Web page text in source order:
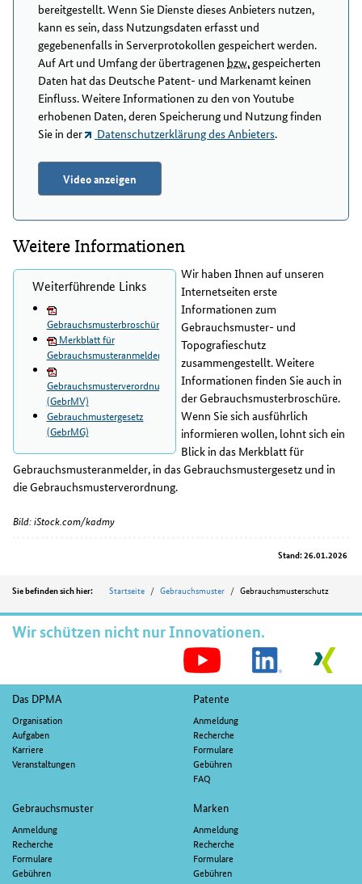
bereitgestellt. Wenn Sie Dienste dieses Anbieters nutzen,
kann es sein, dass Nutzungsdaten erfasst und
gegebenenfalls in Serverprotokollen gespeichert werden.
Auf Art und Umfang der übertragenen bzw.gespeicherten
Daten hat das Deutsche Patent- und Markenamt keinen
Einfluss. Weitere Informationen zu den von Youtube
erhobenen Daten, deren Speicherung und Nutzung finden
Sie in der
Datenschutzerklärung des Anbieters.
Video anzeigen
Weitere Informationen
Weiterführende Links
Gebrauchsmusterbroschüre
Merkblatt für
Gebrauchsmusteranmelder
Gebrauchsmusterverordnung
(GebrMV)
Gebrauchmustergesetz
(GebrMG)
Wir haben Ihnen auf unseren
Internetseiten erste
Informationen zum
Gebrauchsmuster- und
Topografieschutz
zusammengestellt. Weitere
Informationen finden Sie auch in
der Gebrauchsmusterbroschüre.
Wenn Sie sich ausführlich
informieren wollen, lohnt sich ein
Blick in das Merkblatt für
Gebrauchsmusteranmelder, in das Gebrauchsmustergesetz und in
die Gebrauchsmusterverordnung.
Bild: iStock.com/kadmy
Stand: 26.01.2026
Position
Sie befinden sich hier: Startseite Gebrauchsmuster Gebrauchsmusterschutz
Wir schützen nicht nur Innovationen.
Fußnavigation
Das DPMA
Organisation
Aufgaben
Karriere
Veranstaltungen
Patente
Anmeldung
Recherche
Formulare
Gebühren
FAQ
Gebrauchsmuster
Anmeldung
Recherche
Formulare
Gebühren
Marken
Anmeldung
Recherche
Formulare
Gebühren